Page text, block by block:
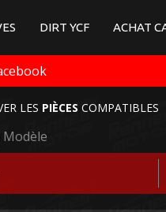
DIRT YCF ACHAT
LES PIÈCES COMPATIBLES
Modèle